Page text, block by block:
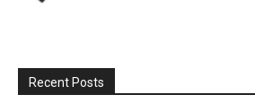
Recent Posts